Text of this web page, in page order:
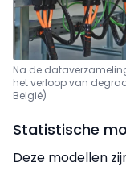
Na de
het verloop van
België)
Statistische
Deze modellen